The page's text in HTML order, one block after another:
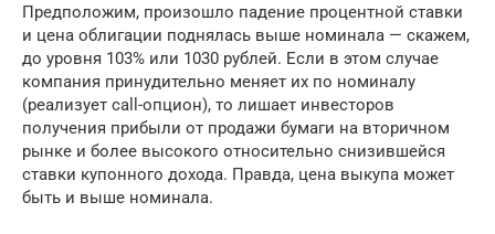
Предположим, произошло падение процентной ставки
и цена облигации поднялась выше номинала — скажем,
до уровня 103% или 1030 рублей. Если в этом случае
компания принудительно меняет их по номиналу
(реализует call-опцион), то лишает инвесторов
получения прибыли от продажи бумаги на вторичном
рынке и более высокого относительно снизившейся
ставки купонного дохода. Правда, цена выкупа может
быть и выше номинала.